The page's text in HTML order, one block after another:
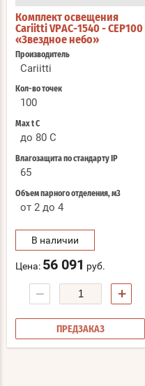
Комплект освещения
Cariitti VPAC-1540 - CEP100
«Звездное небо»
Производитель
Cariitti
Кол-во точек
100
Max t С
до 80 C
Влагозащита по стандарту IP
65
Объем парного отделения, м3
от 2 до 4
В наличии
Цена: 56 091 руб.
− +
ПРЕДЗАКАЗ